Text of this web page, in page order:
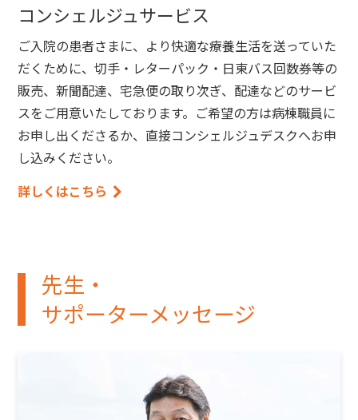
コンシェルジュサービス
ご入院の患者さまに、より快適な療養生活を送っていた
だくために、切手・レターパック・日東バス回数券等の
販売、新聞配達、宅急便の取り次ぎ、配達などのサービ
スをご用意いたしております。ご希望の方は病棟職員に
お申し出くださるか、直接コンシェルジュデスクへお申
し込みください。
詳しくはこちら
先生・
サポーターメッセージ